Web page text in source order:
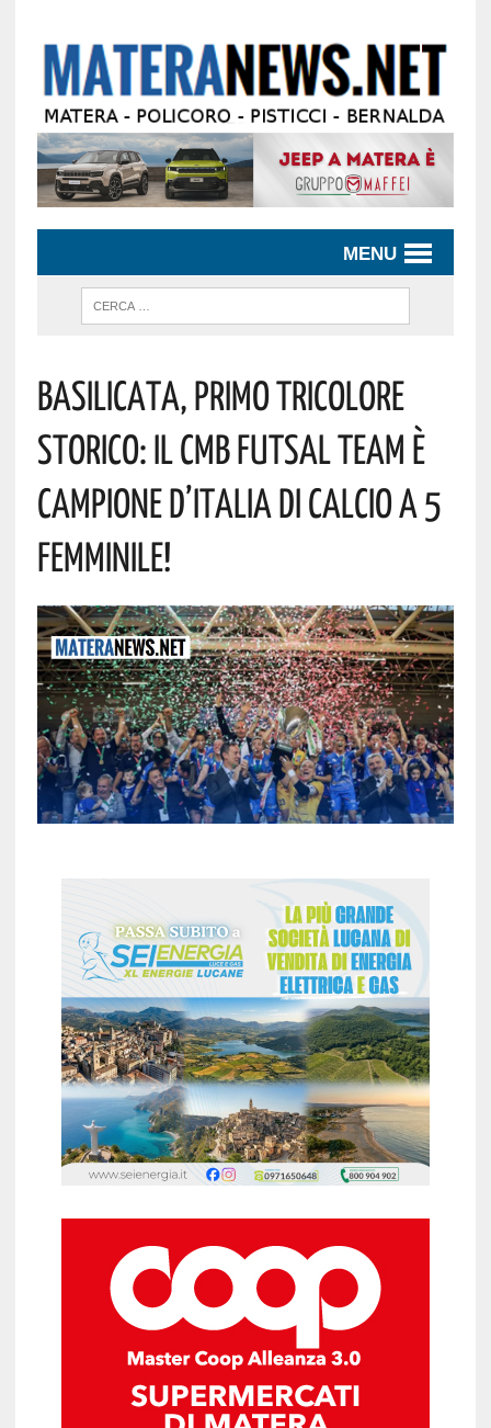
MENU
Basilicata, Primo Tricolore
Storico: Il CMB Futsal Team È
Campione D’Italia Di Calcio A 5
Femminile!